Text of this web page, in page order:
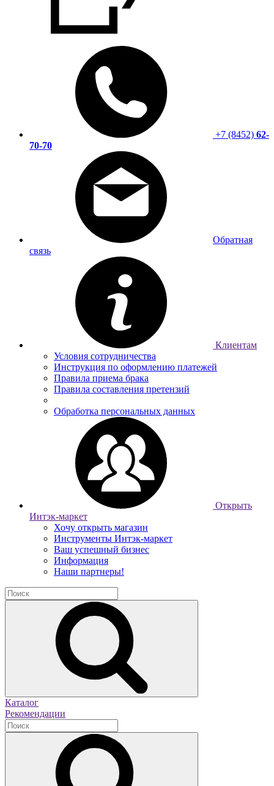
+7 (8452) 62-
70-70
Обратная
связь
Клиентам
Условия сотрудничества
Инструкция по оформлению платежей
Правила приема брака
Правила составления претензий
Обработка персональных данных
Открыть
Интэк-маркет
Хочу открыть магазин
Инструменты Интэк-маркет
Ваш успешный бизнес
Информация
Наши партнеры!
Каталог
Рекомендации